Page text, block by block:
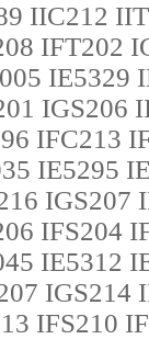
IIC212
IFT202
IE5329
IGS206
IFC213
IE5295
IGS207
IFS204
IE5312
IGS214
IFS210